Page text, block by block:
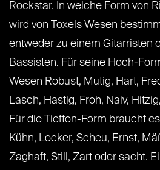
Rockstar. In welche Form von
wird von Toxels Wesen
entweder zu einem Gitarristen
Bassisten. Für seine Hoch-
Wesen Robust, Mutig, Hart,
Lasch, Hastig, Froh, Naiv,
Für die Tiefton-Form braucht
Kühn, Locker, Scheu, Ernst,
Zaghaft, Still, Zart oder sacht.